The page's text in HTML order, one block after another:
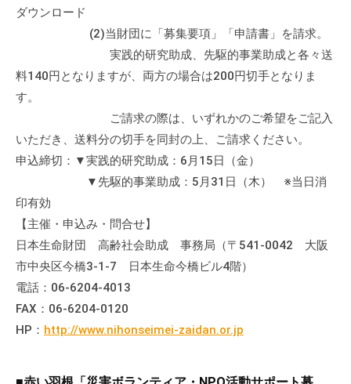
す
ダウンロード
(2)当財団に「募集要項」「申請書」を請求。
実践的研究助成、先駆的事業助成と各々送
料140円となりますが、両方の場合は200円切手となりま
す。
ご請求の際は、いずれかのご希望をご記入
いただき、送料分の切手を同封の上、ご請求ください。
申込締切：▼実践的研究助成：6月15日（金）
▼先駆的事業助成：5月31日（木） ※当日消
印有効
【主催・申込み・問合せ】
日本生命財団 高齢社会助成 事務局（〒541-0042 大阪
市中央区今橋3-1-7 日本生命今橋ビル4階）
電話：06-6204-4013
FAX：06-6204-0120
HP： http://www.nihonseimei-zaidan.or.jp